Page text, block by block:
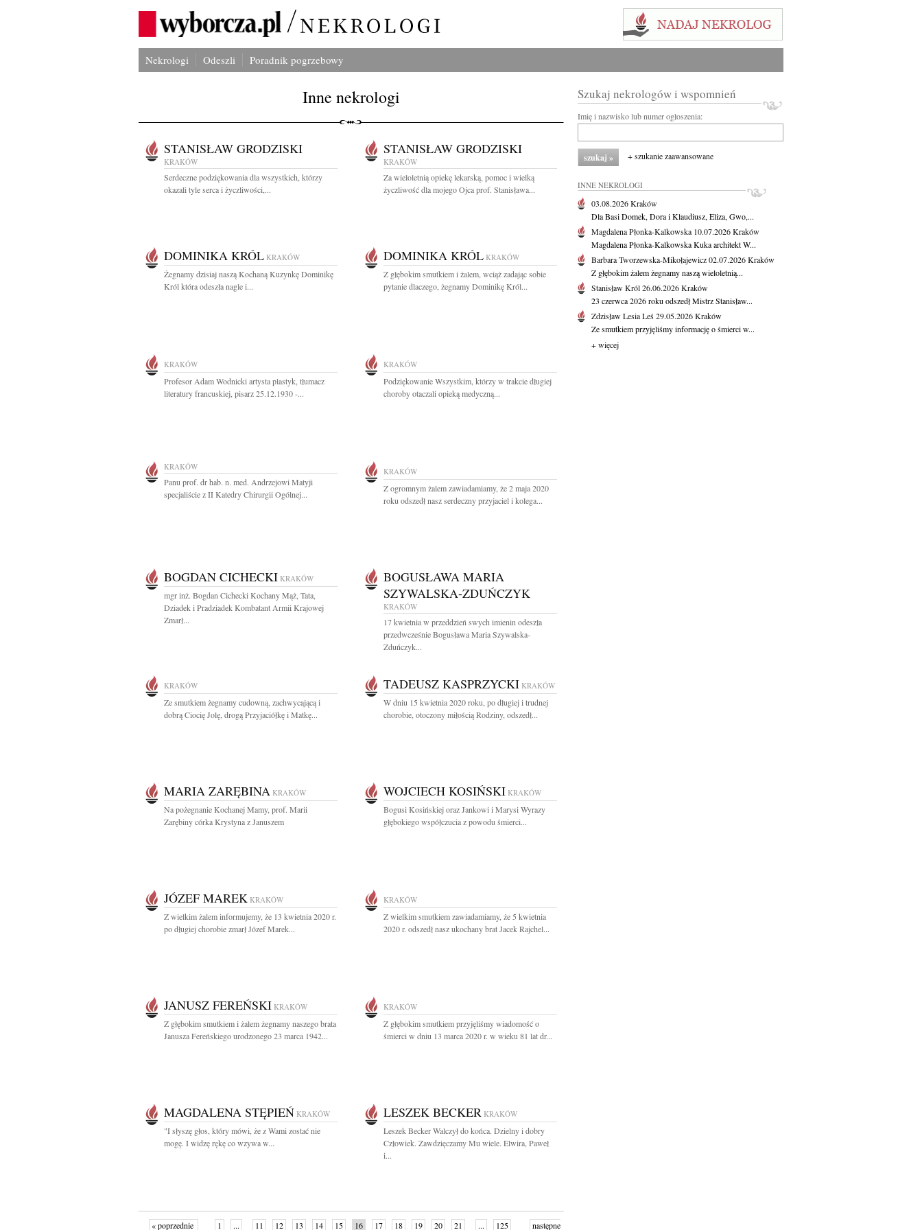
Nekrologi Odeszli Poradnik pogrzebowy
Inne nekrologi
STANISŁAW GRODZISKI
KRAKÓW
Serdeczne podziękowania dla wszystkich, którzy
okazali tyle serca i życzliwości,...
STANISŁAW GRODZISKI
KRAKÓW
Za wieloletnią opiekę lekarską, pomoc i wielką
życzliwość dla mojego Ojca prof. Stanisława...
DOMINIKA KRÓL KRAKÓW
Żegnamy dzisiaj naszą Kochaną Kuzynkę Dominikę
Król która odeszła nagle i...
DOMINIKA KRÓL KRAKÓW
Z głębokim smutkiem i żalem, wciąż zadając sobie
pytanie dlaczego, żegnamy Dominikę Król...
KRAKÓW
Profesor Adam Wodnicki artysta plastyk, tłumacz
literatury francuskiej, pisarz 25.12.1930 -...
KRAKÓW
Podziękowanie Wszystkim, którzy w trakcie długiej
choroby otaczali opieką medyczną...
KRAKÓW
Panu prof. dr hab. n. med. Andrzejowi Matyji
specjaliście z II Katedry Chirurgii Ogólnej...
KRAKÓW
Z ogromnym żalem zawiadamiamy, że 2 maja 2020
roku odszedł nasz serdeczny przyjaciel i kolega...
BOGDAN CICHECKI KRAKÓW
mgr inż. Bogdan Cichecki Kochany Mąż, Tata,
Dziadek i Pradziadek Kombatant Armii Krajowej
Zmarł...
BOGUSŁAWA MARIA
SZYWALSKA-ZDUŃCZYK
KRAKÓW
17 kwietnia w przeddzień swych imienin odeszła
przedwcześnie Bogusława Maria Szywalska-
Zduńczyk...
KRAKÓW
Ze smutkiem żegnamy cudowną, zachwycającą i
dobrą Ciocię Jolę, drogą Przyjaciółkę i Matkę...
TADEUSZ KASPRZYCKI KRAKÓW
W dniu 15 kwietnia 2020 roku, po długiej i trudnej
chorobie, otoczony miłością Rodziny, odszedł...
MARIA ZARĘBINA KRAKÓW
Na pożegnanie Kochanej Mamy, prof. Marii
Zarębiny córka Krystyna z Januszem
WOJCIECH KOSIŃSKI KRAKÓW
Bogusi Kosińskiej oraz Jankowi i Marysi Wyrazy
głębokiego współczucia z powodu śmierci...
JÓZEF MAREK KRAKÓW
Z wielkim żalem informujemy, że 13 kwietnia 2020 r.
po długiej chorobie zmarł Józef Marek...
KRAKÓW
Z wielkim smutkiem zawiadamiamy, że 5 kwietnia
2020 r. odszedł nasz ukochany brat Jacek Rajchel...
JANUSZ FEREŃSKI KRAKÓW
Z głębokim smutkiem i żalem żegnamy naszego brata
Janusza Fereńskiego urodzonego 23 marca 1942...
KRAKÓW
Z głębokim smutkiem przyjęliśmy wiadomość o
śmierci w dniu 13 marca 2020 r. w wieku 81 lat dr...
MAGDALENA STĘPIEŃ KRAKÓW
"I słyszę głos, który mówi, że z Wami zostać nie
mogę. I widzę rękę co wzywa w...
LESZEK BECKER KRAKÓW
Leszek Becker Walczył do końca. Dzielny i dobry
Człowiek. Zawdzięczamy Mu wiele. Elwira, Paweł
i...
« poprzednie 1 ... 11 12 13 14 15 16 17 18 19 20 21 ... 125 następne
Szukaj nekrologów i wspomnień
Imię i nazwisko lub numer ogłoszenia:
+ szukanie zaawansowane
INNE NEKROLOGI
03.08.2026Kraków
Dla Basi Domek, Dora i Klaudiusz, Eliza, Gwo,...
Magdalena Płonka-Kalkowska 10.07.2026Kraków
Magdalena Płonka-Kalkowska Kuka architekt W...
Barbara Tworzewska-Mikołajewicz02.07.2026Kraków
Z głębokim żalem żegnamy naszą wieloletnią...
Stanisław Król26.06.2026Kraków
23 czerwca 2026 roku odszedł Mistrz Stanisław...
Zdzisław Lesia Leś29.05.2026Kraków
Ze smutkiem przyjęliśmy informację o śmierci w...
+ więcej